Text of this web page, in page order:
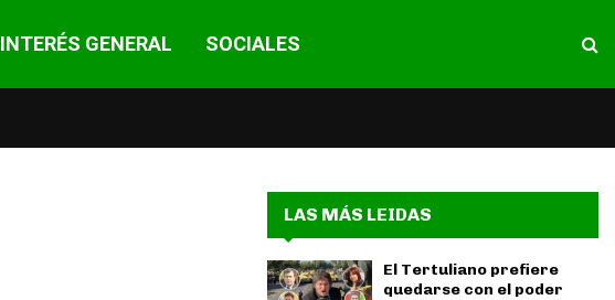
INTERÉS GENERAL SOCIALES
LAS MÁS LEIDAS
El Tertuliano prefiere
quedarse con el poder